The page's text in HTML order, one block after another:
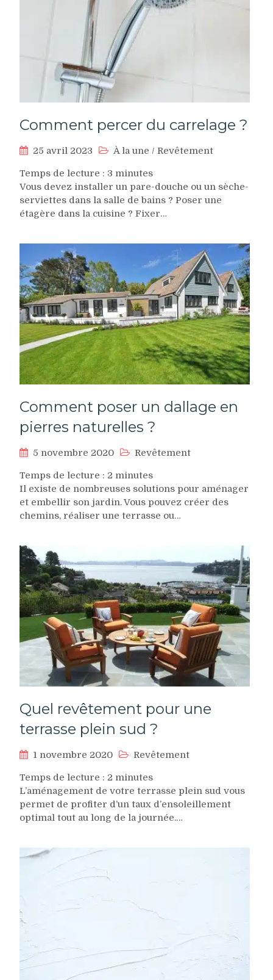
Comment percer du carrelage ?
25 avril 2023 À la une / Revêtement
Temps de lecture : 3 minutes
Vous devez installer un pare-douche ou un sèche-
serviettes dans la salle de bains ? Poser une
étagère dans la cuisine ? Fixer…
Comment poser un dallage en
pierres naturelles ?
5 novembre 2020 Revêtement
Temps de lecture : 2 minutes
Il existe de nombreuses solutions pour aménager
et embellir son jardin. Vous pouvez créer des
chemins, réaliser une terrasse ou…
Quel revêtement pour une
terrasse plein sud ?
1 novembre 2020 Revêtement
Temps de lecture : 2 minutes
L’aménagement de votre terrasse plein sud vous
permet de profiter d’un taux d’ensoleillement
optimal tout au long de la journée.…